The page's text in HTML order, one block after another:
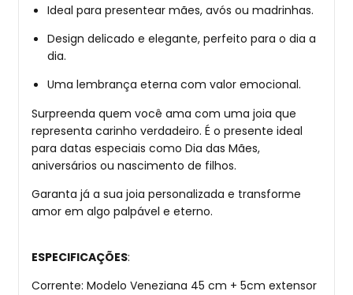
Ideal para presentear mães, avós ou madrinhas.
Design delicado e elegante, perfeito para o dia a
dia.
Uma lembrança eterna com valor emocional.
Surpreenda quem você ama com uma joia que
representa carinho verdadeiro. É o presente ideal
para datas especiais como Dia das Mães,
aniversários ou nascimento de filhos.
Garanta já a sua joia personalizada e transforme
amor em algo palpável e eterno.
ESPECIFICAÇÕES:
Corrente: Modelo Veneziana 45 cm + 5cm extensor